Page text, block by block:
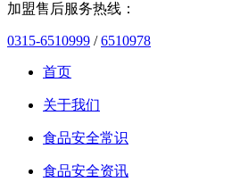
加盟售后服务热线：
0315-6510999 /6510978
首页
关于我们
食品安全常识
食品安全资讯